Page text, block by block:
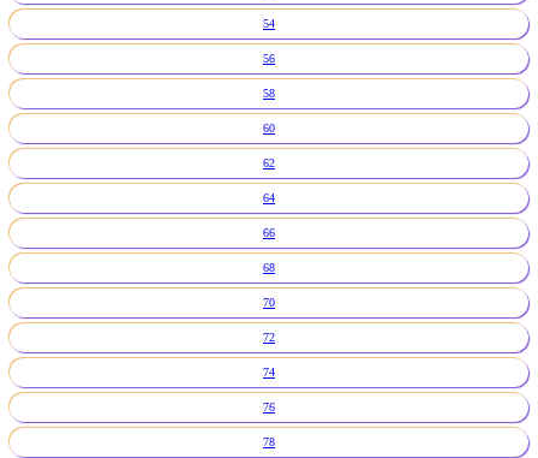
54
56
58
60
62
64
66
68
70
72
74
76
78